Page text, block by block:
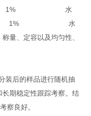
1%
水
1%
水
量、定容以及均匀性、
装后的样品进行随机抽
期稳定性跟踪考察。结
察良好。